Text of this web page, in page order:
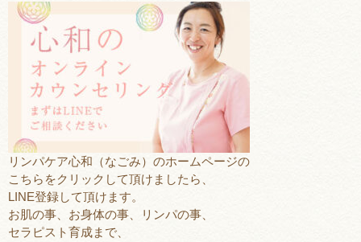
リンパケア心和（なごみ）のホームページの
こちらをクリックして頂けましたら、
LINE登録して頂けます。
お肌の事、お身体の事、リンパの事、
セラピスト育成まで、